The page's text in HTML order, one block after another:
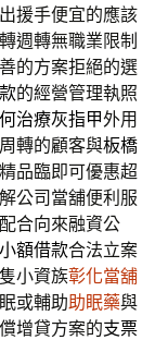
援手便宜的應該
週轉無職業限制
的方案拒絕的選
的經營管理執照
治療灰指甲外用
轉的顧客與板橋
品臨即可優惠超
公司當舖便利服
合向來融資公
小額借款合法立案
小資族彰化當舖
或輔助助眠藥與
增貸方案的支票